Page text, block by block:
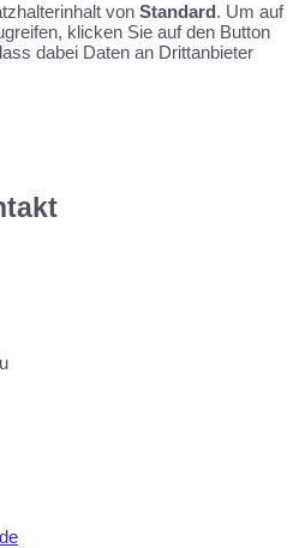
von Standard. Um auf
klicken Sie auf den Button
dabei Daten an Drittanbieter